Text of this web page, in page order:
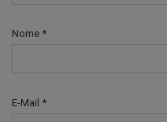
Nome *
E-Mail *